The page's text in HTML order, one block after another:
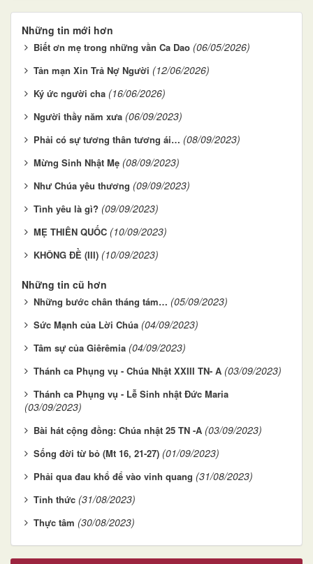
Những tin mới hơn
Biết ơn mẹ trong những vần Ca Dao (06/05/2026)
Tản mạn Xin Trả Nợ Người (12/06/2026)
Ký ức người cha (16/06/2026)
Người thầy năm xưa (06/09/2023)
Phải có sự tương thân tương ái… (08/09/2023)
Mừng Sinh Nhật Mẹ (08/09/2023)
Như Chúa yêu thương (09/09/2023)
Tình yêu là gì? (09/09/2023)
MẸ THIÊN QUỐC (10/09/2023)
KHÔNG ĐỀ (III) (10/09/2023)
Những tin cũ hơn
Những bước chân tháng tám… (05/09/2023)
Sức Mạnh của Lời Chúa (04/09/2023)
Tâm sự của Giêrêmia (04/09/2023)
Thánh ca Phụng vụ - Chúa Nhật XXIII TN- A (03/09/2023)
Thánh ca Phụng vụ - Lễ Sinh nhật Đức Maria
(03/09/2023)
Bài hát cộng đồng: Chúa nhật 25 TN -A (03/09/2023)
Sống đời từ bỏ (Mt 16, 21-27) (01/09/2023)
Phải qua đau khổ để vào vinh quang (31/08/2023)
Tỉnh thức (31/08/2023)
Thực tâm (30/08/2023)